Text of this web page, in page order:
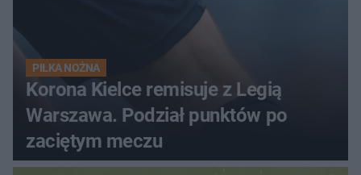
PIŁKA NOŻNA
Korona Kielce remisuje z Legią
Warszawa. Podział punktów po
zaciętym meczu